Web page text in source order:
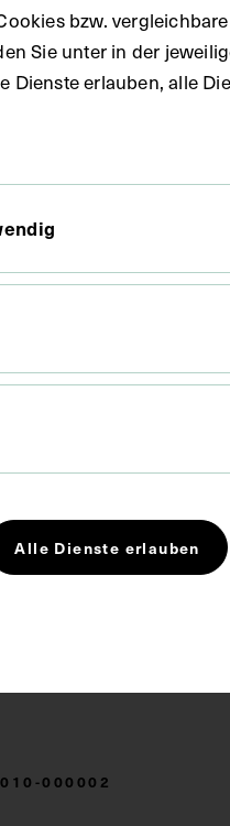
Handschrift
Der Text ist die
CC BY-NC-SA 4.0
000002
bzw.
Sie unter in der
Dienste erlauben, alle
Alle Dienste erlauben